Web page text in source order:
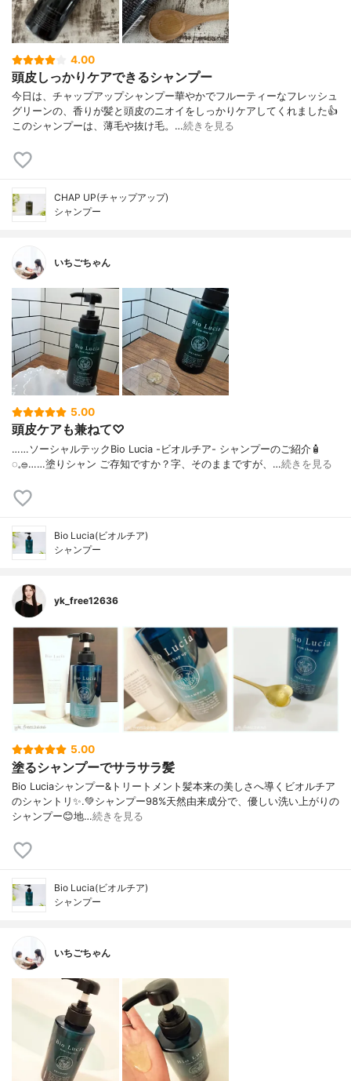
4.00
頭皮しっかりケアできるシャンプー
今日は、チャップアップシャンプー華やかでフルーティーなフレッシュ
グリーンの、香りが髪と頭皮のニオイをしっかりケアしてくれました👍
このシャンプーは、薄毛や抜け毛。…続きを見る
CHAP UP(チャップアップ)
シャンプー
いちごちゃん
5.00
頭皮ケアも兼ねて♡
……⁡⁡⁡ソーシャルテックBio Lucia -ビオルチア- シャンプー⁡のご紹介🧴‎
◌𓈒𓐍⁡……⁡⁡⁡⁡塗りシャン ご存知ですか？⁡⁡⁡⁡字、そのままですが、…続きを見る
Bio Lucia(ビオルチア)
シャンプー
yk_free12636
5.00
塗るシャンプーでサラサラ髪
Bio Luciaシャンプー&トリートメント⁡髪本来の美しさへ導くビオルチア
のシャントリ✨⁡.💚シャンプー98%天然由来成分で、優しい洗い上がりの
シャンプー😊地…続きを見る
Bio Lucia(ビオルチア)
シャンプー
いちごちゃん